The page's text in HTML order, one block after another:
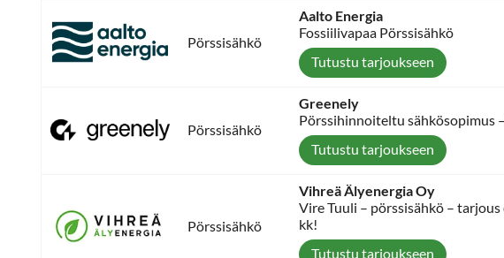
Pörssisähkö
Aalto Energia
Fossiilivapaa Pörssisähkö
Tutustu tarjoukseen
Pörssisähkö
Greenely
Pörssihinnoiteltu sähkösopimus
Tutustu tarjoukseen
Pörssisähkö
Vihreä Älyenergia Oy
Vire Tuuli – pörssisähkö –
kk!
Tutustu tarjoukseen